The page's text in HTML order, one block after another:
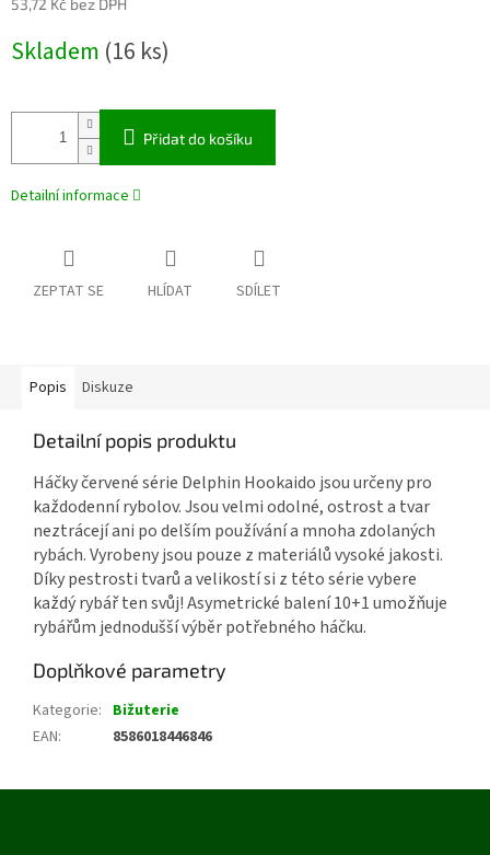
53,72 Kč bez DPH
cena:
Skladem (16 ks)
Přidat do košíku
Detailní informace
ZEPTAT SE HLÍDAT SDÍLET
Popis Diskuze
Detailní popis produktu
Háčky červené série Delphin Hookaido jsou určeny pro
každodenní rybolov. Jsou velmi odolné, ostrost a tvar
neztrácejí ani po delším používání a mnoha zdolaných
rybách. Vyrobeny jsou pouze z materiálů vysoké jakosti.
Díky pestrosti tvarů a velikostí si z této série vybere
každý rybář ten svůj! Asymetrické balení 10+1 umožňuje
rybářům jednodušší výběr potřebného háčku.
Doplňkové parametry
Kategorie: Bižuterie
EAN: 8586018446846